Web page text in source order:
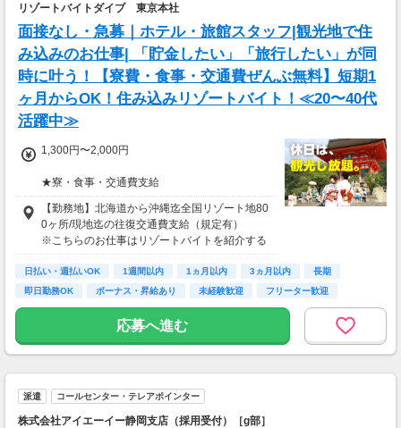
リゾートバイトダイブ 東京本社
面接なし・急募｜ホテル・旅館スタッフ|観光地で住
み込みのお仕事| 「貯金したい」「旅行したい」が同
時に叶う！【寮費・食事・交通費ぜんぶ無料】短期1
ヶ月からOK！住み込みリゾートバイト！≪20〜40代
活躍中≫
1,300円〜2,000円
★寮・食事・交通費支給
住み込みのお仕事のため、以下の補助がありま
す。
・寮費・光熱費無料（個室あり）
・食事無料
・往復交通費支給（上限あり）
※勤務地による
生活費がかからないので、働いた分のほとんど
を貯金にまわすことができます！
▼月収例
27万6,575円
＝(時給1,300円×8h＋残業1h)×23日
【勤務地】北海道から沖縄迄全国リゾート地80
0ヶ所/現地迄の往復交通費支給（規定有）
※こちらのお仕事はリゾートバイトを紹介する
募集となっており実際に募集がある勤務地と異
なる場合がございます。
カウンセリングでご希望条件をお伺いし、全国
★お仕事開始までの流れ★
日払い・週払いOK 1週間以内 1ヵ月以内 3ヵ月以内
長期
即日勤務OK
ボーナス・昇給あり 未経験歓迎 フリーター歓迎
応募へ進む
派遣 コールセンター・テレアポインター
株式会社アイエーイー静岡支店（採用受付）［g部］